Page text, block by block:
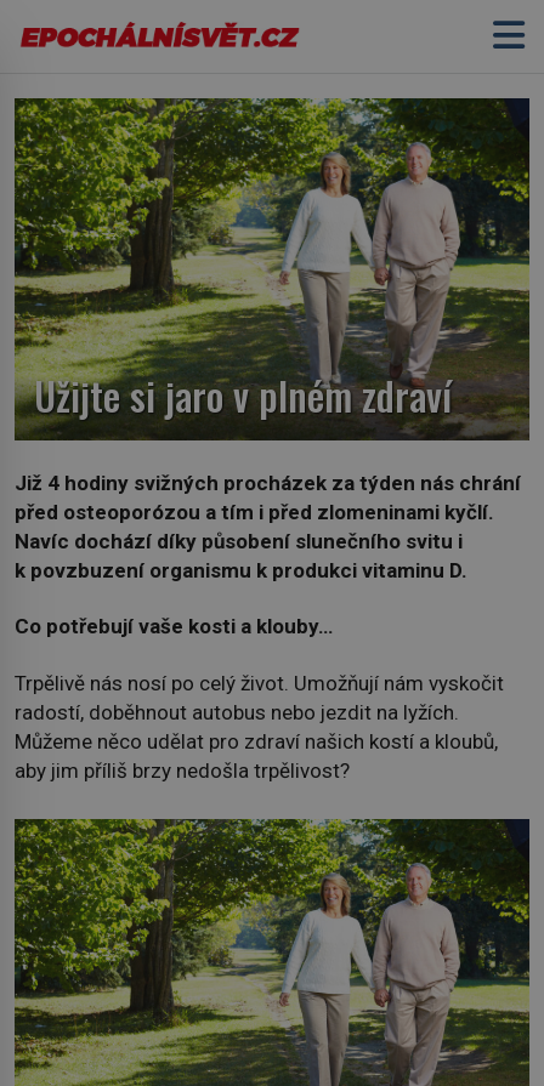
Užijte si jaro v plném zdraví
Již 4 hodiny svižných procházek za týden nás chrání
před osteoporózou a tím i před zlomeninami kyčlí.
Navíc dochází díky působení slunečního svitu i
k povzbuzení organismu k produkci vitaminu D.
Co potřebují vaše kosti a klouby…
Trpělivě nás nosí po celý život. Umožňují nám vyskočit
radostí, doběhnout autobus nebo jezdit na lyžích.
Můžeme něco udělat pro zdraví našich kostí a kloubů,
aby jim příliš brzy nedošla trpělivost?